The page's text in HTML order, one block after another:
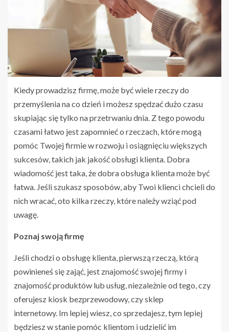
Kiedy prowadzisz firmę, może być wiele rzeczy do
przemyślenia na co dzień i możesz spędzać dużo czasu
skupiając się tylko na przetrwaniu dnia. Z tego powodu
czasami łatwo jest zapomnieć o rzeczach, które mogą
pomóc Twojej firmie w rozwoju i osiągnięciu większych
sukcesów, takich jak jakość obsługi klienta. Dobra
wiadomość jest taka, że ​​dobra obsługa klienta może być
łatwa. Jeśli szukasz sposobów, aby Twoi klienci chcieli do
nich wracać, oto kilka rzeczy, które należy wziąć pod
uwagę.
Poznaj swoją firmę
Jeśli chodzi o obsługę klienta, pierwszą rzeczą, którą
powinieneś się zająć, jest znajomość swojej firmy i
znajomość produktów lub usług, niezależnie od tego, czy
oferujesz kiosk bezprzewodowy, czy sklep
internetowy. Im lepiej wiesz, co sprzedajesz, tym lepiej
będziesz w stanie pomóc klientom i udzielić im